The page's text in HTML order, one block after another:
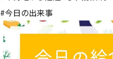
#今日の出来事